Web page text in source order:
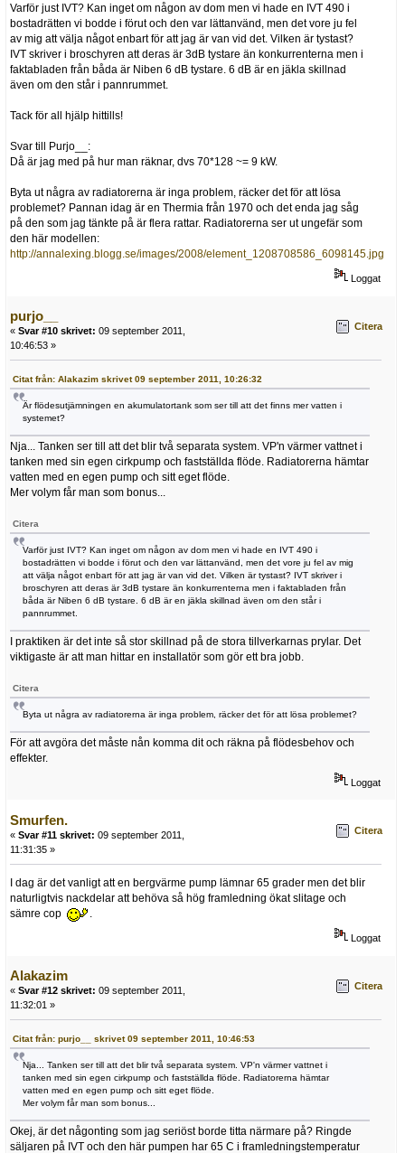
Varför just IVT? Kan inget om någon av dom men vi hade en IVT 490 i
bostadrätten vi bodde i förut och den var lättanvänd, men det vore ju fel
av mig att välja något enbart för att jag är van vid det. Vilken är tystast?
IVT skriver i broschyren att deras är 3dB tystare än konkurrenterna men i
faktabladen från båda är Niben 6 dB tystare. 6 dB är en jäkla skillnad
även om den står i pannrummet.
Tack för all hjälp hittills!
Svar till Purjo__:
Då är jag med på hur man räknar, dvs 70*128 ~= 9 kW.
Byta ut några av radiatorerna är inga problem, räcker det för att lösa
problemet? Pannan idag är en Thermia från 1970 och det enda jag såg
på den som jag tänkte på är flera rattar. Radiatorerna ser ut ungefär som
den här modellen:
http://annalexing.blogg.se/images/2008/element_1208708586_6098145.jpg
Loggat
purjo__
« Svar #10 skrivet: 09 september 2011,
10:46:53 »
Citera
Citat från: Alakazim skrivet 09 september 2011, 10:26:32
Är flödesutjämningen en akumulatortank som ser till att det finns mer vatten i
systemet?
Nja... Tanken ser till att det blir två separata system. VP'n värmer vattnet i
tanken med sin egen cirkpump och fastställda flöde. Radiatorerna hämtar
vatten med en egen pump och sitt eget flöde.
Mer volym får man som bonus...
Citera
Varför just IVT? Kan inget om någon av dom men vi hade en IVT 490 i
bostadrätten vi bodde i förut och den var lättanvänd, men det vore ju fel av mig
att välja något enbart för att jag är van vid det. Vilken är tystast? IVT skriver i
broschyren att deras är 3dB tystare än konkurrenterna men i faktabladen från
båda är Niben 6 dB tystare. 6 dB är en jäkla skillnad även om den står i
pannrummet.
I praktiken är det inte så stor skillnad på de stora tillverkarnas prylar. Det
viktigaste är att man hittar en installatör som gör ett bra jobb.
Citera
Byta ut några av radiatorerna är inga problem, räcker det för att lösa problemet?
För att avgöra det måste nån komma dit och räkna på flödesbehov och
effekter.
Loggat
Smurfen.
« Svar #11 skrivet: 09 september 2011,
11:31:35 »
Citera
I dag är det vanligt att en bergvärme pump lämnar 65 grader men det blir
naturligtvis nackdelar att behöva så hög framledning ökat slitage och
sämre cop
.
Loggat
Alakazim
« Svar #12 skrivet: 09 september 2011,
11:32:01 »
Citera
Citat från: purjo__ skrivet 09 september 2011, 10:46:53
Nja... Tanken ser till att det blir två separata system. VP'n värmer vattnet i
tanken med sin egen cirkpump och fastställda flöde. Radiatorerna hämtar
vatten med en egen pump och sitt eget flöde.
Mer volym får man som bonus...
Okej, är det någonting som jag seriöst borde titta närmare på? Ringde
säljaren på IVT och den här pumpen har 65 C i framledningstemperatur